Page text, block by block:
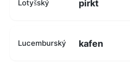
Lotyšský pirkt
Lucemburský kafen